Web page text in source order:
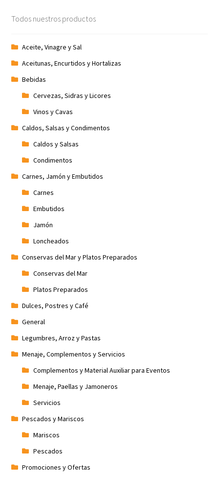
Todos nuestros productos
Aceite, Vinagre y Sal
Aceitunas, Encurtidos y Hortalizas
Bebidas
Cervezas, Sidras y Licores
Vinos y Cavas
Caldos, Salsas y Condimentos
Caldos y Salsas
Condimentos
Carnes, Jamón y Embutidos
Carnes
Embutidos
Jamón
Loncheados
Conservas del Mar y Platos Preparados
Conservas del Mar
Platos Preparados
Dulces, Postres y Café
General
Legumbres, Arroz y Pastas
Menaje, Complementos y Servicios
Complementos y Material Auxiliar para Eventos
Menaje, Paellas y Jamoneros
Servicios
Pescados y Mariscos
Mariscos
Pescados
Promociones y Ofertas